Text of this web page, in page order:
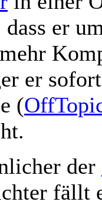
dass er
er
(
der
fällt